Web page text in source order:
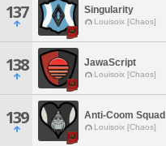
137 Singularity
Louisoix [Chaos]
138 JawaScript
Louisoix [Chaos]
139 Anti-Coom Squad
Louisoix [Chaos]